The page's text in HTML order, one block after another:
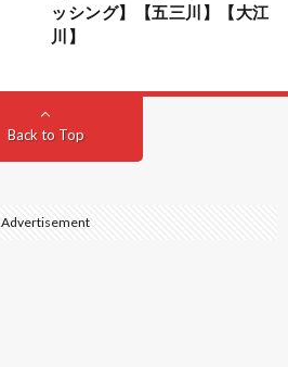
ッシング】【五三川】【大江
川】
Back to Top
Advertisement